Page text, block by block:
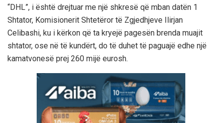
“DHL”, i është drejtuar me një shkresë që mban datën 1
Shtator, Komisionerit Shtetëror të Zgjedhjeve Ilirjan
Celibashi, ku i kërkon që ta kryejë pagesën brenda muajit
shtator, ose në të kundërt, do të duhet të paguajë edhe një
kamatvonesë prej 260 mijë eurosh.